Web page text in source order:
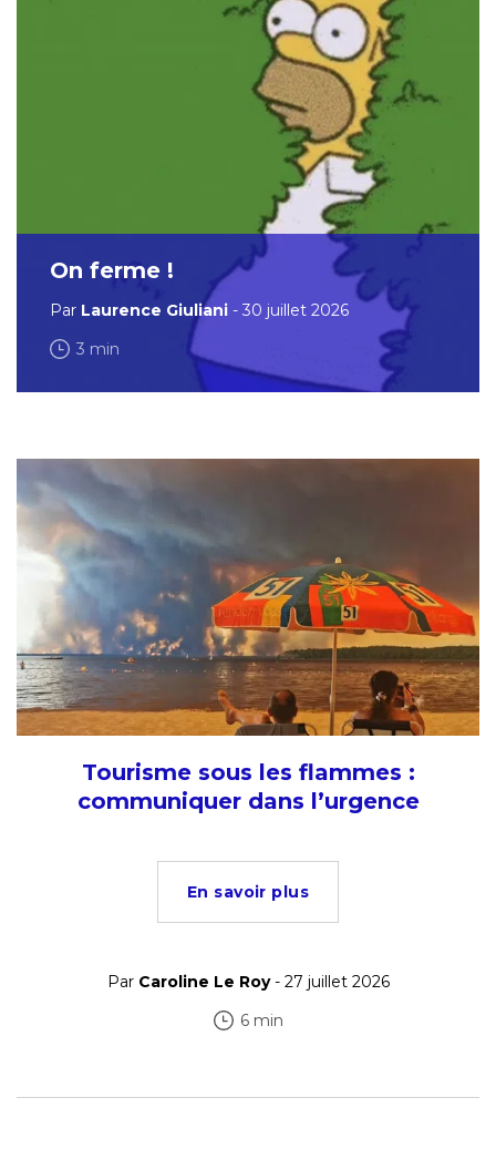
On ferme !
Par Laurence Giuliani - 30 juillet 2026
3 min
Tourisme sous les flammes :
communiquer dans l’urgence
En savoir plus
Par Caroline Le Roy- 27 juillet 2026
6 min